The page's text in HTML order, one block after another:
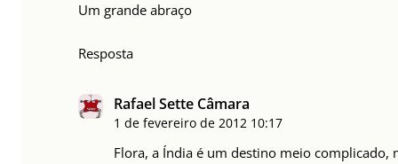
Um grande abraço
Resposta
Rafael Sette Câmara
1 de fevereiro de 2012 10:17
Flora, a Índia é um destino meio complicado,